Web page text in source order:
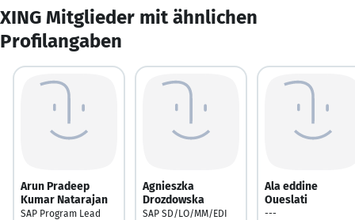
XING Mitglieder mit ähnlichen
Profilangaben
Arun Pradeep
Kumar Natarajan
SAP Program Lead
Agnieszka
Drozdowska
SAP SD/LO/MM/EDI
Ala eddine
Oueslati
---